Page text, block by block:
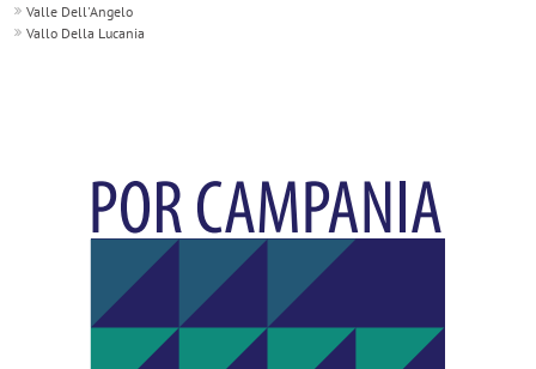
Valle Dell'Angelo
Vallo Della Lucania